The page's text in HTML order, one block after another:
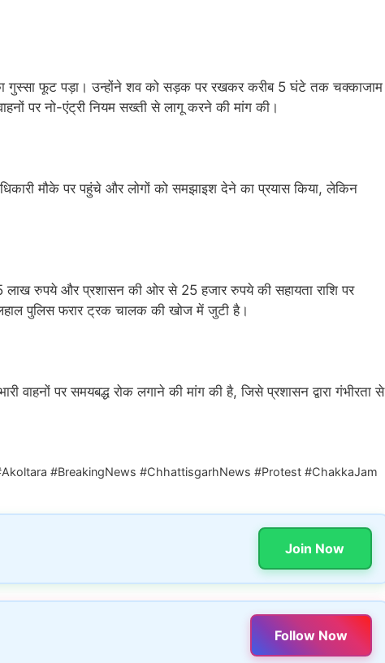
गुस्सा फूट पड़ा। उन्होंने शव को सड़क पर रखकर करीब 5 घंटे तक चक्काजाम
पर नो-एंट्री नियम सख्ती से लागू करने की मांग की।
मौके पर पहुंचे और लोगों को समझाइश देने का प्रयास किया, लेकिन
रुपये और प्रशासन की ओर से 25 हजार रुपये की सहायता राशि पर
पुलिस फरार ट्रक चालक की खोज में जुटी है।
वाहनों पर समयबद्ध रोक लगाने की मांग की है, जिसे प्रशासन द्वारा गंभीरता से
#BreakingNews #ChhattisgarhNews #Protest #ChakkaJam
Join Now
Follow Now